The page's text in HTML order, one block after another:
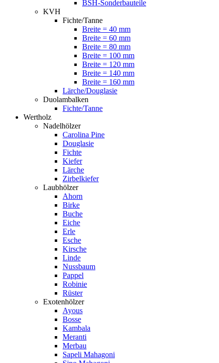
BSH-Sonderbauteile
KVH
Fichte/Tanne
Breite = 40 mm
Breite = 60 mm
Breite = 80 mm
Breite = 100 mm
Breite = 120 mm
Breite = 140 mm
Breite = 160 mm
Lärche/Douglasie
Duolambalken
Fichte/Tanne
Wertholz
Nadelhölzer
Carolina Pine
Douglasie
Fichte
Kiefer
Lärche
Zirbelkiefer
Laubhölzer
Ahorn
Birke
Buche
Eiche
Erle
Esche
Kirsche
Linde
Nussbaum
Pappel
Robinie
Rüster
Exotenhölzer
Ayous
Bosse
Kambala
Meranti
Merbau
Sapeli Mahagoni